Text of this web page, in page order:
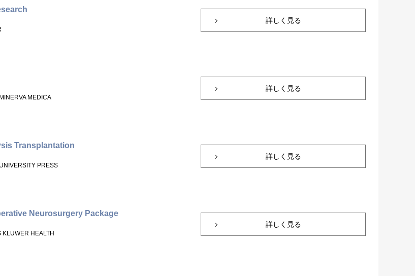
詳しく見る
MEDICA
詳しく見る
Transplantation
PRESS
詳しく見る
Neurosurgery Package
HEALTH
詳しく見る